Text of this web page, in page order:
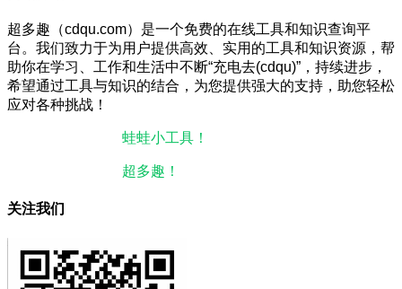
超多趣（cdqu.com）是一个免费的在线工具和知识查询平
台。我们致力于为用户提供高效、实用的工具和知识资源，帮
助你在学习、工作和生活中不断“充电去(cdqu)”，持续进步，
希望通过工具与知识的结合，为您提供强大的支持，助您轻松
应对各种挑战！
蛙蛙小工具！
超多趣！
关注我们